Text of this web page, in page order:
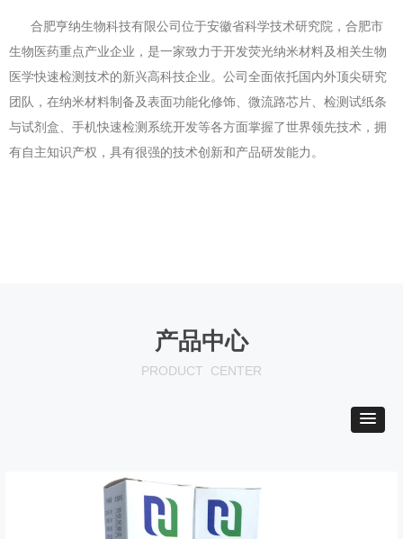
合肥亨纳生物科技有限公司位于安徽省科学技术研究院，合肥市
生物医药重点产业企业，是一家致力于开发荧光纳米材料及相关生物
医学快速检测技术的新兴高科技企业。公司全面依托国内外顶尖研究
团队，在纳米材料制备及表面功能化修饰、微流路芯片、检测试纸条
与试剂盒、手机快速检测系统开发等各方面掌握了世界领先技术，拥
有自主知识产权，具有很强的技术创新和产品研发能力。
产品中心
PRODUCT CENTER